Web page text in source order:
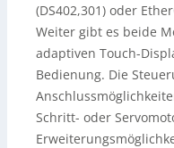
(DS402,301) oder
Weiter gibt es beide
adaptiven Touch-
Bedienung. Die
Schritt- oder